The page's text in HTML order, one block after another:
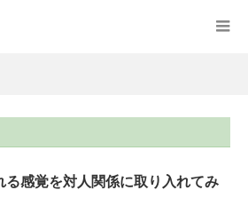
る感覚を対人関係に取り入れてみ